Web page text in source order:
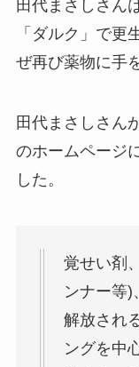
田代まさしさん
「ダルク」で更
ぜ再び薬物に手
田代まさしさん
のホームページ
した。
覚せい剤
ンナー等)
解放され
ングを中